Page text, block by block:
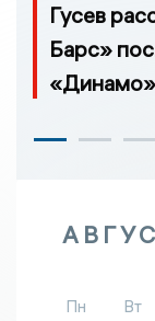
Гусев
Барс»
«Динамо»
Пн Вт